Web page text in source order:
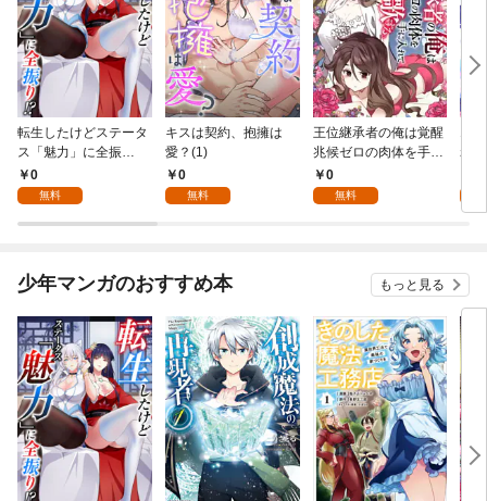
転生したけどステータ
ス「魅力」に全振
り！？(1)
0
無料
キスは契約、抱擁は
愛？(1)
0
無料
王位継承者の俺は覚醒
兆候ゼロの肉体を手に
入れて自由を謳歌す
る。1
0
無料
れ
少年マンガのおすすめ本 もっと見る